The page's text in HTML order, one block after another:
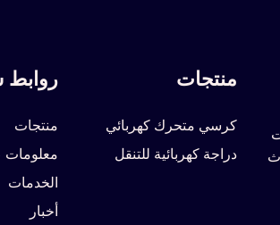
منتجات
كرسي متحرك كهربائي
دراجة كهربائية للتنقل
روابط
منتجات
معلومات
الخدمات
أخبار